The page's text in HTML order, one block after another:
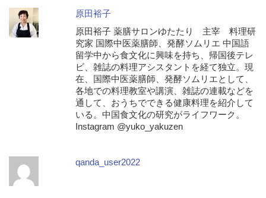
原田裕子
原田裕子 薬膳サロンゆたたり 主宰 料理研
究家 国際中医薬膳師、発酵ソムリエ 中国語
留学中から食文化に興味を持ち、帰国後テレ
ビ、雑誌の料理アシスタントを経て独立。現
在、国際中医薬膳師、発酵ソムリエとして、
各地での料理教室や講演、雑誌の連載などを
通して、おうちでできる健康料理を紹介して
いる。中国食文化の研究がライフワーク。
Instagram @yuko_yakuzen
qanda_user2022